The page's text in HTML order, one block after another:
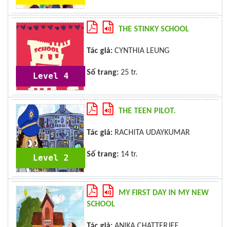
Level 4
THE STINKY SCHOOL
Tác giả: CYNTHIA LEUNG
Số trang: 25 tr.
Level 2
THE TEEN PILOT.
Tác giả: RACHITA UDAYKUMAR
Số trang: 14 tr.
MY FIRST DAY IN MY NEW
SCHOOL